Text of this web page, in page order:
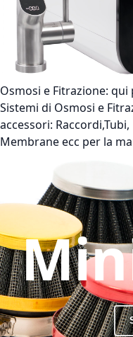
Osmosi e Fitrazione: qui
Sistemi di Osmosi e
accessori:
Membrane ecc per la